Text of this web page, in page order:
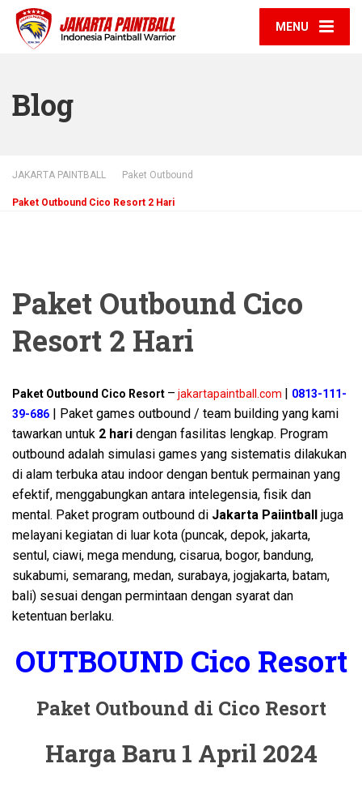
MENU
Blog
JAKARTA PAINTBALL Paket Outbound
Paket Outbound Cico Resort 2 Hari
Paket Outbound Cico
Resort 2 Hari
Paket Outbound Cico Resort – jakartapaintball.com | 0813-111-
39-686 | Paket games outbound / team building yang kami
tawarkan untuk 2 hari dengan fasilitas lengkap. Program
outbound adalah simulasi games yang sistematis dilakukan
di alam terbuka atau indoor dengan bentuk permainan yang
efektif, menggabungkan antara intelegensia, fisik dan
mental. Paket program outbound di Jakarta Paiintball juga
melayani kegiatan di luar kota (puncak, depok, jakarta,
sentul, ciawi, mega mendung, cisarua, bogor, bandung,
sukabumi, semarang, medan, surabaya, jogjakarta, batam,
bali) sesuai dengan permintaan dengan syarat dan
ketentuan berlaku.
OUTBOUND Cico Resort
Paket Outbound di Cico Resort
Harga Baru 1 April 2024